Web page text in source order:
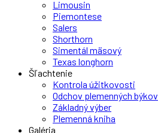
Limousin
Piemontese
Salers
Shorthorn
Simentál mäsový
Texas longhorn
Šľachtenie
Kontrola úžitkovosti
Odchov plemenných býkov
Základný výber
Plemenná kniha
Galéria